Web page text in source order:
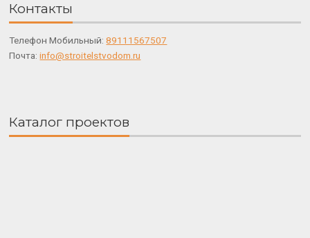
Контакты
Телефон Мобильный:89111567507
Почта:info@stroitelstvodom.ru
Каталог проектов